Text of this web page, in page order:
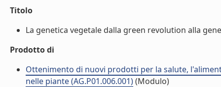
Titolo
La genetica vegetale dalla green revolution alla
Prodotto di
Ottenimento di nuovi prodotti per la salute,
nelle piante (AG.P01.006.001)(Modulo)